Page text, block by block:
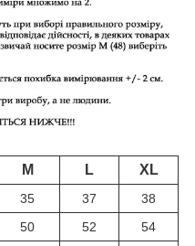
M L
XL
35 37 38
50 52 54